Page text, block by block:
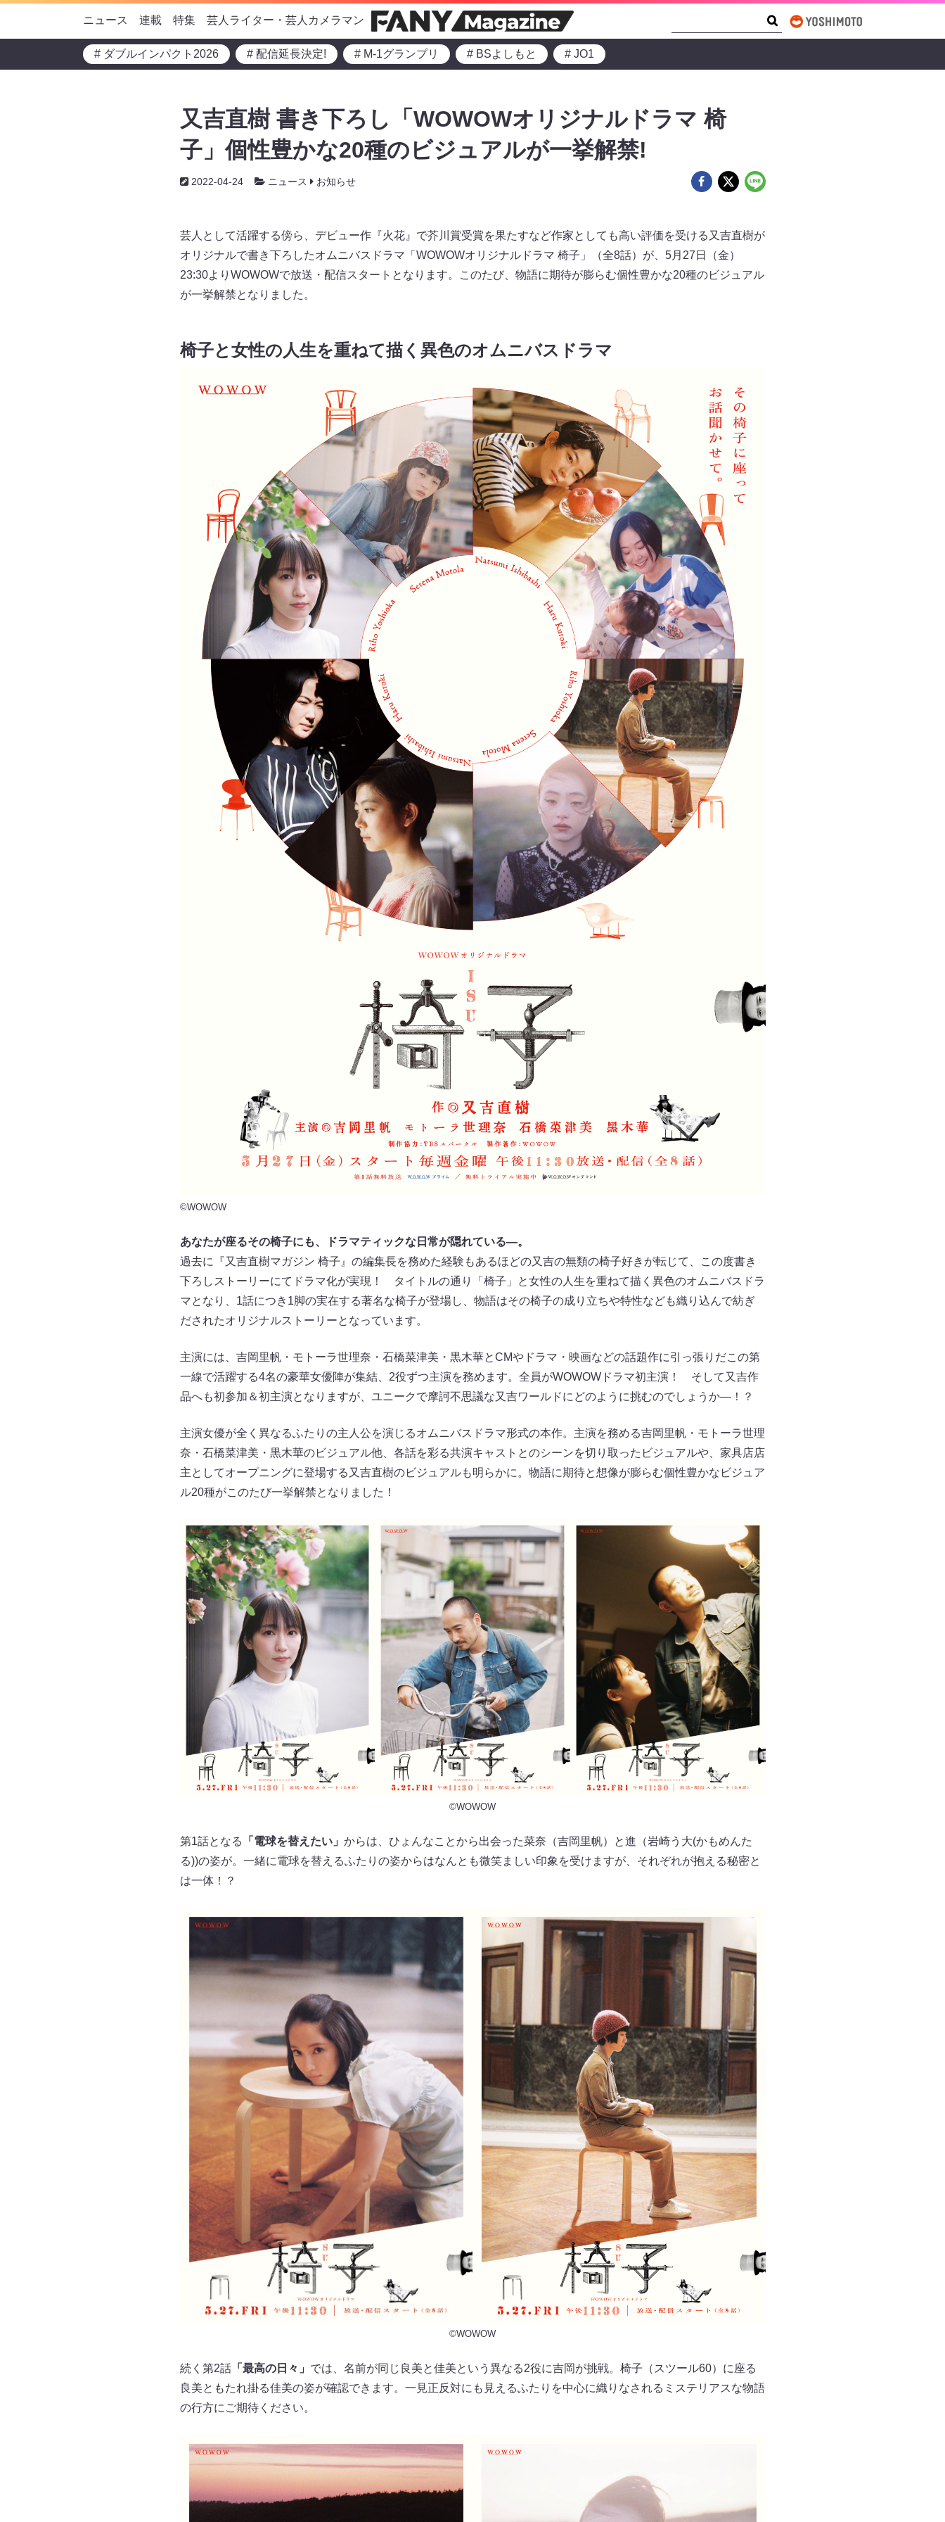
ニュース 連載 特集 芸人ライター・芸人カメラマン
# ダブルインパクト2026 # 配信延長決定! # M-1グランプリ # BSよしもと # JO1
又吉直樹 書き下ろし「WOWOWオリジナルドラマ 椅
子」個性豊かな20種のビジュアルが一挙解禁!
2022-04-24 ニュース お知らせ
芸人として活躍する傍ら、デビュー作『火花』で芥川賞受賞を果たすなど作家としても高い評価を受ける又吉直樹が
オリジナルで書き下ろしたオムニバスドラマ「WOWOWオリジナルドラマ 椅子」（全8話）が、5月27日（金）
23:30よりWOWOWで放送・配信スタートとなります。このたび、物語に期待が膨らむ個性豊かな20種のビジュアル
が一挙解禁となりました。
椅子と女性の人生を重ねて描く異色のオムニバスドラマ
©WOWOW
あなたが座るその椅子にも、ドラマティックな日常が隠れている―。
過去に『又吉直樹マガジン 椅子』の編集長を務めた経験もあるほどの又吉の無類の椅子好きが転じて、この度書き
下ろしストーリーにてドラマ化が実現！ タイトルの通り「椅子」と女性の人生を重ねて描く異色のオムニバスドラ
マとなり、1話につき1脚の実在する著名な椅子が登場し、物語はその椅子の成り立ちや特性なども織り込んで紡ぎ
だされたオリジナルストーリーとなっています。
主演には、吉岡里帆・モトーラ世理奈・石橋菜津美・黒木華とCMやドラマ・映画などの話題作に引っ張りだこの第
一線で活躍する4名の豪華女優陣が集結、2役ずつ主演を務めます。全員がWOWOWドラマ初主演！ そして又吉作
品へも初参加＆初主演となりますが、ユニークで摩訶不思議な又吉ワールドにどのように挑むのでしょうか―！？
主演女優が全く異なるふたりの主人公を演じるオムニバスドラマ形式の本作。主演を務める吉岡里帆・モトーラ世理
奈・石橋菜津美・黒木華のビジュアル他、各話を彩る共演キャストとのシーンを切り取ったビジュアルや、家具店店
主としてオープニングに登場する又吉直樹のビジュアルも明らかに。物語に期待と想像が膨らむ個性豊かなビジュア
ル20種がこのたび一挙解禁となりました！
©WOWOW
第1話となる 「電球を替えたい」 からは、ひょんなことから出会った菜奈（吉岡里帆）と進（岩崎う大(かもめんた
る))の姿が。一緒に電球を替えるふたりの姿からはなんとも微笑ましい印象を受けますが、それぞれが抱える秘密と
は一体！？
©WOWOW
続く第2話「最高の日々」 では、名前が同じ良美と佳美という異なる2役に吉岡が挑戦。椅子（スツール60）に座る
良美ともたれ掛る佳美の姿が確認できます。一見正反対にも見えるふたりを中心に織りなされるミステリアスな物語
の行方にご期待ください。